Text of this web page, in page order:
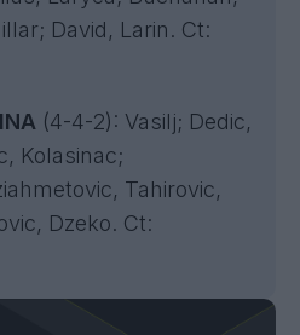
David, Larin. Ct:
(4-4-2): Vasilj; Dedic,
Kolasinac;
Tahirovic,
Dzeko. Ct: